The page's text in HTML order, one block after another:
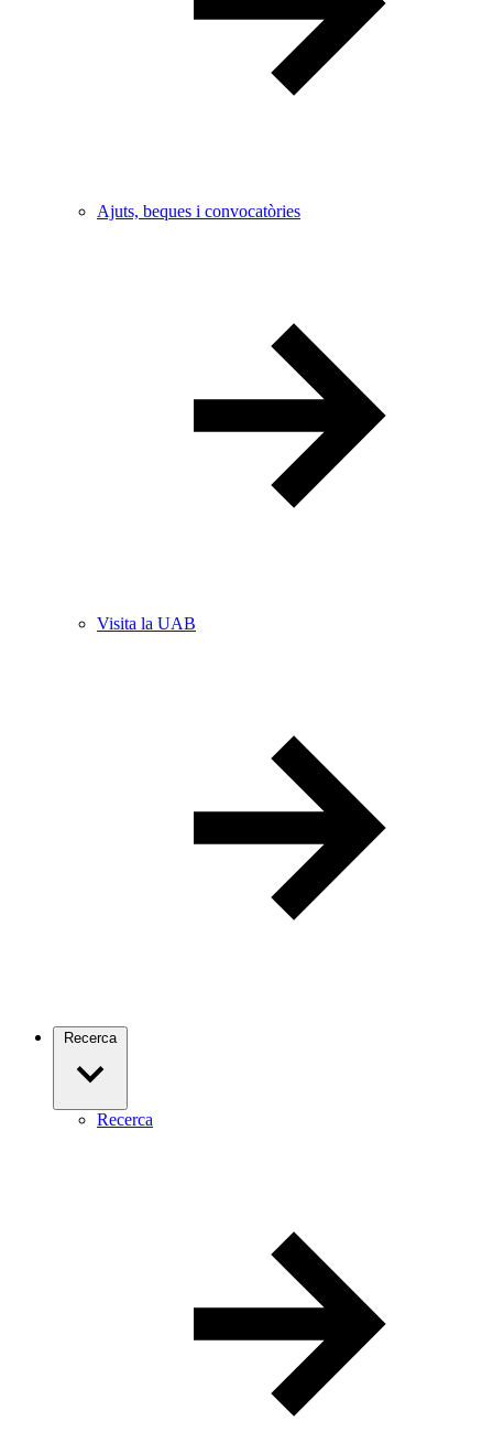
Ajuts, beques i convocatòries
Visita la UAB
Recerca
Recerca